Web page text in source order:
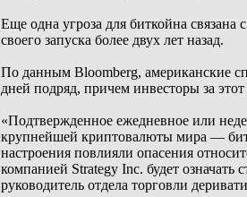
Еще одна угроза для биткойна
своего запуска более двух лет назад.
По данным Bloomberg, американские
дней подряд, причем инвесторы за
«Подтвержденное ежедневное или
крупнейшей криптовалюты мира —
настроения повлияли опасения
компанией Strategy Inc. будет
руководитель отдела торговли